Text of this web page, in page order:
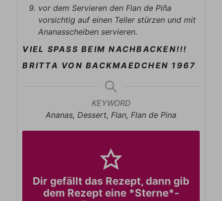
vor dem Servieren den Flan de Piña
vorsichtig auf einen Teller stürzen und mit
Ananasscheiben servieren.
VIEL SPASS BEIM NACHBACKEN!!!
BRITTA VON BACKMAEDCHEN 1967
KEYWORD
Ananas, Dessert, Flan, Flan de Pina
Dir gefällt das Rezept, dann gib
dem Rezept eine *Sterne*-